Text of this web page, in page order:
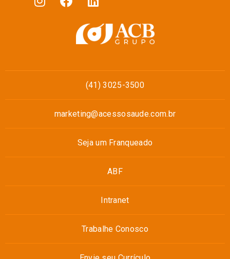
(41) 3025-3500
marketing@acessosaude.com.br
Seja um Franqueado
ABF
Intranet
Trabalhe Conosco